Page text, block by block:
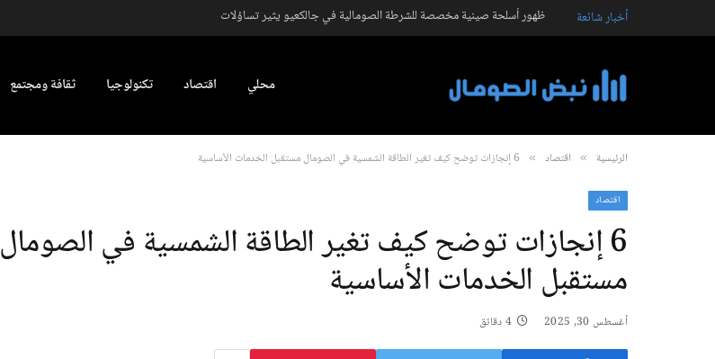
أخبار شائعة ظهور أسلحة صينية مخصصة للشرطة الصومالية في جالكعيو يثير تساؤلات
محلي اقتصاد تكنولوجيا ثقافة ومجتمع
الرئيسية » اقتصاد » 6 إنجازات توضح كيف تغير الطاقة الشمسية في الصومال مستقبل الخدمات الأساسية
اقتصاد
6 إنجازات توضح كيف تغير الطاقة الشمسية في الصومال
مستقبل الخدمات الأساسية
أغسطس 30, 2025 4 دقائق